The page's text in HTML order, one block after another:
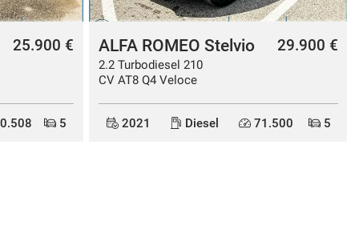
29.900 €
5
ALFA ROMEO Tonale
1.5 130 CV MHEV
TCT7 Sprint
32.500 €
2026 Elettrica/Benzina 0 5